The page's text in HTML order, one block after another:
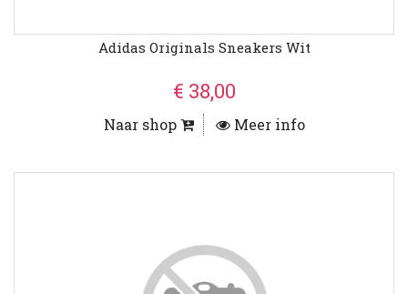
Adidas Originals Sneakers Wit
€ 38,00
Naar shop Meer info